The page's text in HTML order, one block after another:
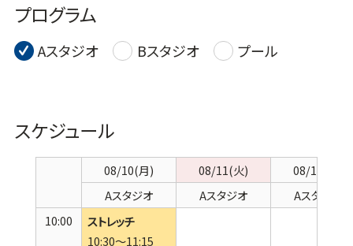
プログラム
Aスタジオ Bスタジオ プール
スケジュール
08/10(月) 08/11(火)
08/12(水)
Aスタジオ
Aスタジオ
Aスタジオ
10:00
10:30～11:15
ストレッチ